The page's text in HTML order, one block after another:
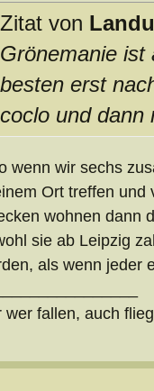
Zitat von
Grönemanie
besten erst
coclo und
wenn wir sechs
Ort treffen und
wohnen dann
sie ab Leipzig
als wenn jeder
wer fallen, auch